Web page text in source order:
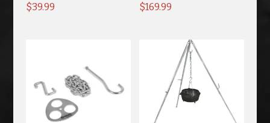
$39.99
$169.99